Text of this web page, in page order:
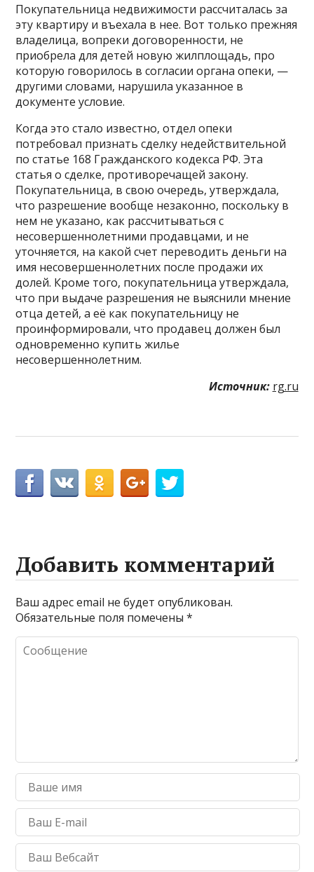
Покупательница недвижимости рассчиталась за
эту квартиру и въехала в нее. Вот только прежняя
владелица, вопреки договоренности, не
приобрела для детей новую жилплощадь, про
которую говорилось в согласии органа опеки, —
другими словами, нарушила указанное в
документе условие.
Когда это стало известно, отдел опеки
потребовал признать сделку недействительной
по статье 168 Гражданского кодекса РФ. Эта
статья о сделке, противоречащей закону.
Покупательница, в свою очередь, утверждала,
что разрешение вообще незаконно, поскольку в
нем не указано, как рассчитываться с
несовершеннолетними продавцами, и не
уточняется, на какой счет переводить деньги на
имя несовершеннолетних после продажи их
долей. Кроме того, покупательница утверждала,
что при выдаче разрешения не выяснили мнение
отца детей, а её как покупательницу не
проинформировали, что продавец должен был
одновременно купить жилье
несовершеннолетним.
Источник: rg.ru
Добавить комментарий
Ваш адрес email не будет опубликован.
Обязательные поля помечены*